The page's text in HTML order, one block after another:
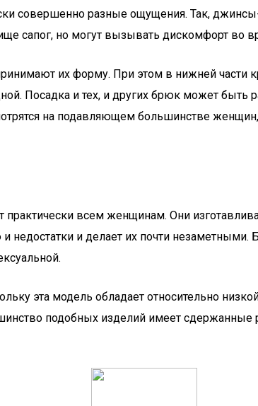
совершенно разные ощущения. Так,
сапог, но могут вызывать дискомфорт во
их форму. При этом в нижней части
Посадка и тех, и других брюк может
на подавляющем большинстве женщин,
всем женщинам. Они
недостатки и делает их почти
эта модель обладает относительно
подобных изделий имеет сдержанные